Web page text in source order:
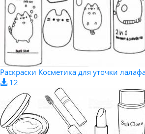
Раскраски Косметика для уточки
12